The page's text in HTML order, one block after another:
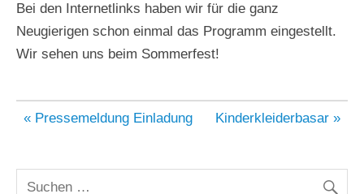
Bei den Internetlinks haben wir für die ganz
Neugierigen schon einmal das Programm eingestellt.
Wir sehen uns beim Sommerfest!
Beitragsnavigation
« Pressemeldung Einladung Kinderkleiderbasar »